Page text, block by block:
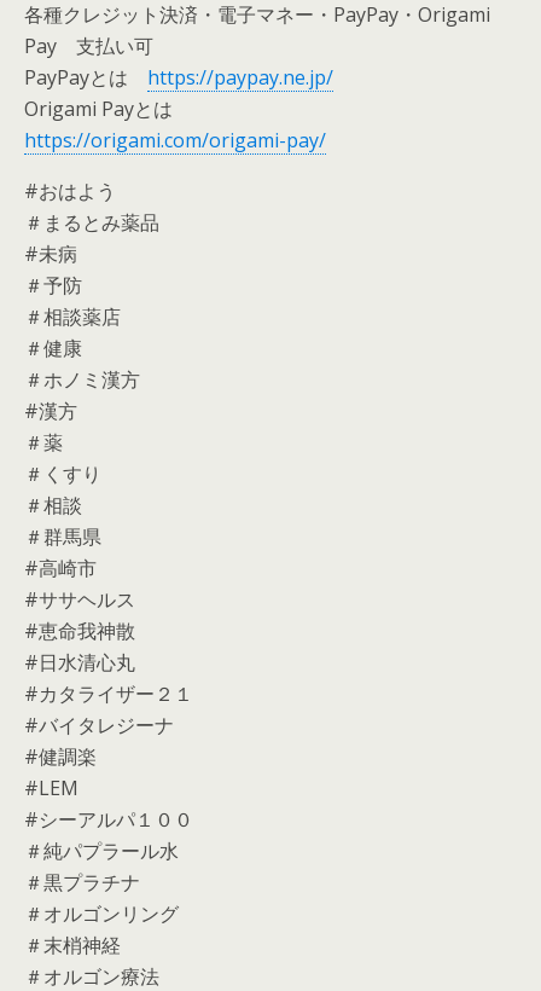
各種クレジット決済・電子マネー・PayPay・Origami
Pay 支払い可
PayPayとは https://paypay.ne.jp/
Origami Payとは
https://origami.com/origami-pay/
#おはよう
＃まるとみ薬品
#未病
＃予防
＃相談薬店
＃健康
＃ホノミ漢方
#漢方
＃薬
＃くすり
＃相談
＃群馬県
#高崎市
#ササヘルス
#恵命我神散
#日水清心丸
#カタライザー２１
#バイタレジーナ
#健調楽
#LEM
#シーアルパ１００
＃純パプラール水
＃黒プラチナ
＃オルゴンリング
＃末梢神経
＃オルゴン療法